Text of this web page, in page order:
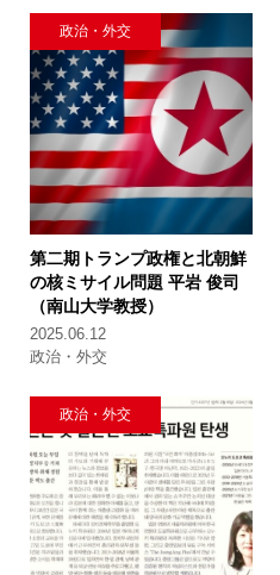
政治・外交
第二期トランプ政権と北朝鮮
の核ミサイル問題 平岩 俊司
（南山大学教授）
2025.06.12
政治・外交
政治・外交